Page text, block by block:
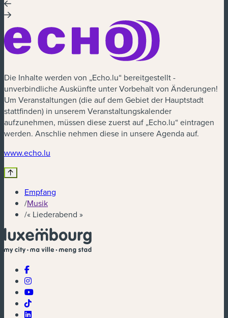
Die Inhalte werden von „Echo.lu“ bereitgestellt -
unverbindliche Auskünfte unter Vorbehalt von Änderungen!
Um Veranstaltungen (die auf dem Gebiet der Hauptstadt
stattfinden) in unserem Veranstaltungskalender
aufzunehmen, müssen diese zuerst auf „Echo.lu“ eintragen
werden. Anschlie nehmen diese in unsere Agenda auf.
www.echo.lu
Empfang
/Musik
/« Liederabend »